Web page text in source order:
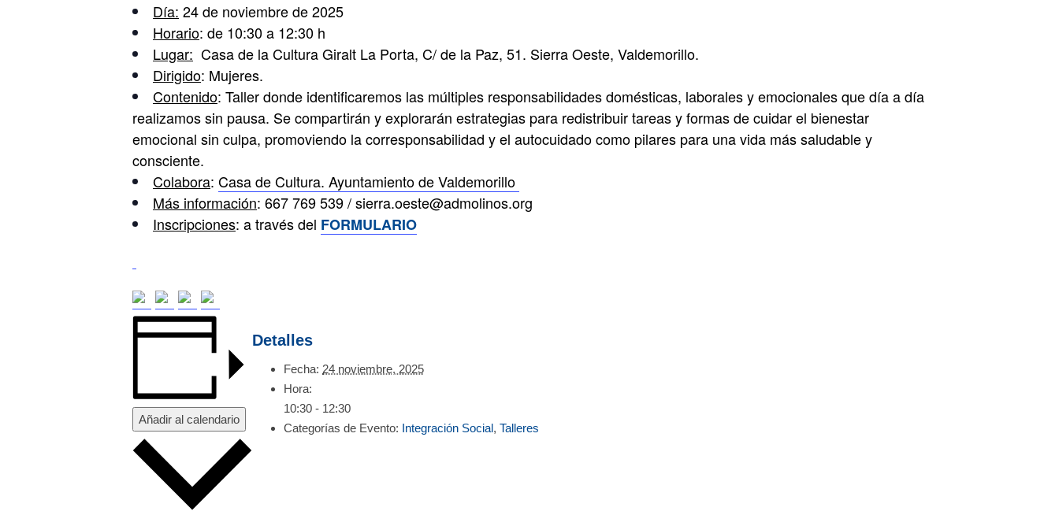
Día: 24 de noviembre de 2025
Horario: de 10:30 a 12:30 h
Lugar: Casa de la Cultura Giralt La Porta, C/ de la Paz, 51. Sierra Oeste, Valdemorillo.
Dirigido: Mujeres.
Contenido: Taller donde identificaremos las múltiples responsabilidades domésticas, laborales y emocionales que día a día
realizamos sin pausa. Se compartirán y explorarán estrategias para redistribuir tareas y formas de cuidar el bienestar
emocional sin culpa, promoviendo la corresponsabilidad y el autocuidado como pilares para una vida más saludable y
consciente.
Colabora: Casa de Cultura. Ayuntamiento de Valdemorillo
Más información: 667 769 539 / sierra.oeste@admolinos.org
Inscripciones: a través del FORMULARIO
Añadir al calendario
Detalles
Fecha: 24 noviembre, 2025
Hora:
10:30 - 12:30
Categorías de Evento: Integración Social, Talleres